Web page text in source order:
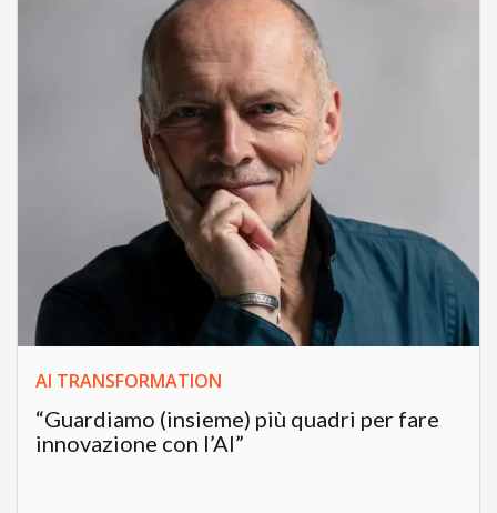
AI TRANSFORMATION
“Guardiamo (insieme) più quadri per fare
innovazione con l’AI”